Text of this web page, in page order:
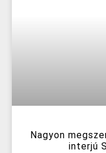
Nagyon
interjú